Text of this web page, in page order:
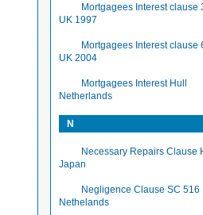
Mortgagees Interest clause
UK 1997
Mortgagees Interest clause
UK 2004
Mortgagees Interest Hull
Netherlands
N
Necessary Repairs Clause
Japan
Negligence Clause SC 516
Nethelands